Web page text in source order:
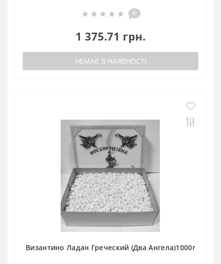
0
1 375.71 грн.
НЕМАЄ В НАЯВНОСТІ
Византино Ладан Греческий (Два Ангела)1000г